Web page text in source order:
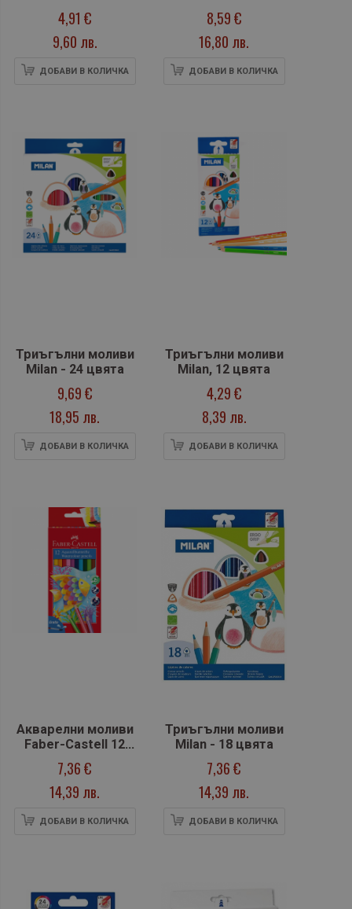
броя + 6
допълнителни
цвята + острилка
4,91 €
9,60 лв.
ДОБАВИ В КОЛИЧКА
цвята + 6
допълнителни
цвята + острилка
8,59 €
16,80 лв.
ДОБАВИ В КОЛИЧКА
Триъгълни моливи
Milan - 24 цвята
9,69 €
18,95 лв.
ДОБАВИ В КОЛИЧКА
Триъгълни моливи
Milan, 12 цвята
4,29 €
8,39 лв.
ДОБАВИ В КОЛИЧКА
Акварелни моливи
Faber-Castell 12
цвята + четка
7,36 €
14,39 лв.
ДОБАВИ В КОЛИЧКА
Триъгълни моливи
Milan - 18 цвята
7,36 €
14,39 лв.
ДОБАВИ В КОЛИЧКА